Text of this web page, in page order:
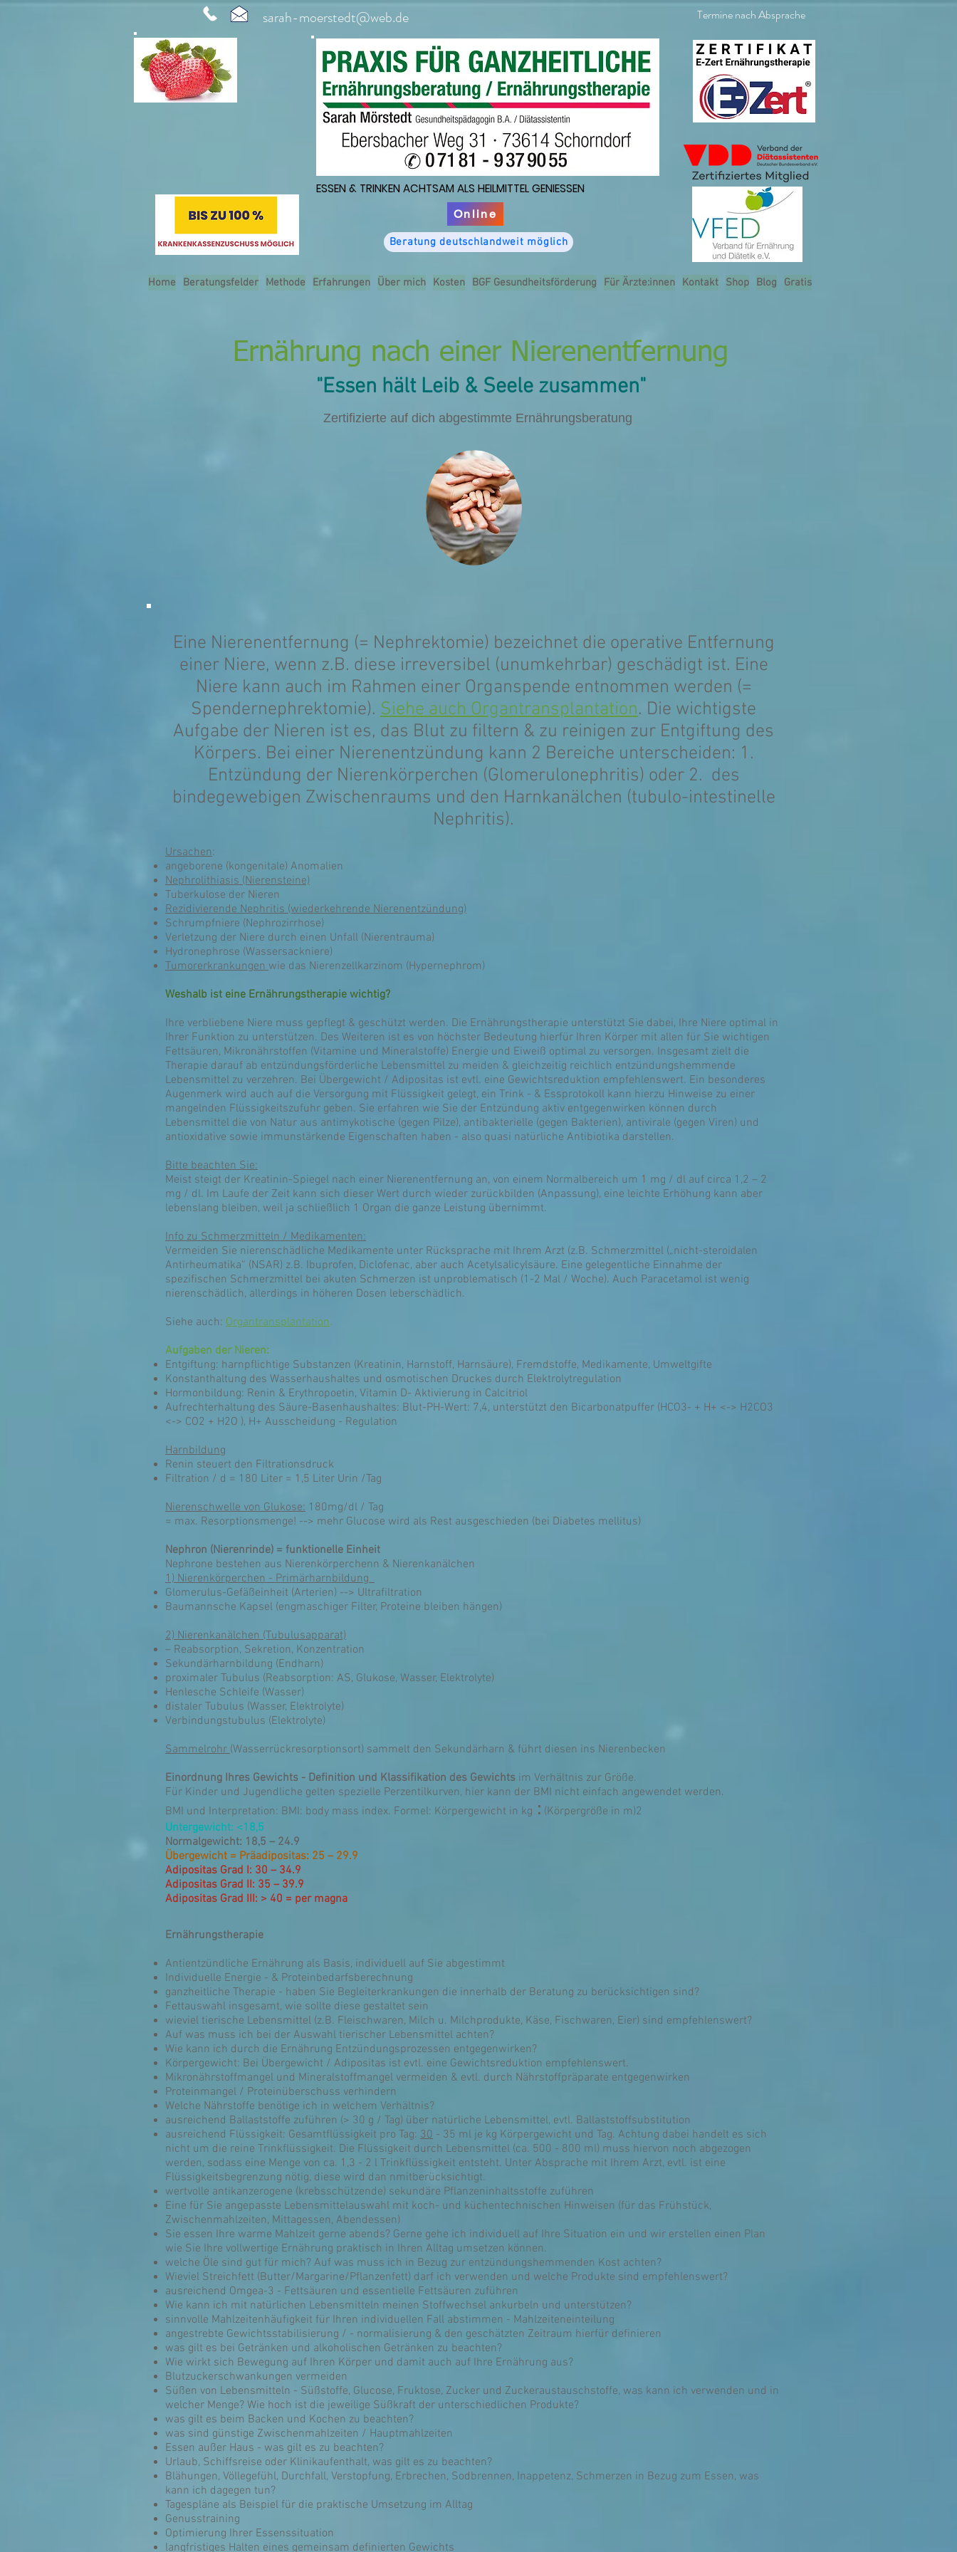
sarah-moerstedt@web.de Termine nach Absprache
ESSEN & TRINKEN ACHTSAM ALS HEILMITTEL GENIESSEN
ESSEN & TRINKEN ACHTSAM ALS HEILMITTEL GENIESSEN
Online
Beratung deutschlandweit möglich
Home Beratungsfelder Methode Erfahrungen Über mich Kosten BGF Gesundheitsförderung Für Ärzte:innen Kontakt Shop Blog Gratis
Ernährung nach einer Nierenentfernung
"Essen hält Leib & Seele zusammen"
Zertifizierte auf dich abgestimmte Ernährungsberatung
Eine Nierenentfernung (= Nephrektomie) bezeichnet die operative Entfernung
einer Niere, wenn z.B. diese irreversibel (unumkehrbar) geschädigt ist. Eine
Niere kann auch im Rahmen einer Organspende entnommen werden (=
Spendernephrektomie). Siehe auch Organtransplantation. Die wichtigste
Aufgabe der Nieren ist es, das Blut zu filtern & zu reinigen zur Entgiftung des
Körpers. Bei einer Nierenentzündung kann 2 Bereiche unterscheiden: 1.
Entzündung der Nierenkörperchen (Glomerulonephritis) oder 2. des
bindegewebigen Zwischenraums und den Harnkanälchen (tubulo-intestinelle
Nephritis).
Ursachen:
angeborene (kongenitale) Anomalien
Nephrolithiasis (Nierensteine)
Tuberkulose der Nieren
Rezidivierende Nephritis (wiederkehrende Nierenentzündung)
Schrumpfniere (Nephrozirrhose)
Verletzung der Niere durch einen Unfall (Nierentrauma)
Hydronephrose (Wassersackniere)
Tumorerkrankungenwie das Nierenzellkarzinom (Hypernephrom)
Weshalb ist eine Ernährungstherapie wichtig?
Ihre verbliebene Niere muss gepflegt & geschützt werden. Die Ernährungstherapie unterstützt Sie dabei, Ihre Niere optimal in
Ihrer Funktion zu unterstützen. Des Weiteren ist es von höchster Bedeutung hierfür Ihren Körper mit allen für Sie wichtigen
Fettsäuren, Mikronährstoffen (Vitamine und Mineralstoffe) Energie und Eiweiß optimal zu versorgen. Insgesamt zielt die
Therapie darauf ab entzündungsförderliche Lebensmittel zu meiden & gleichzeitig reichlich entzündungshemmende
Lebensmittel zu verzehren. Bei Übergewicht / Adipositas ist evtl. eine Gewichtsreduktion empfehlenswert. Ein besonderes
Augenmerk wird auch auf die Versorgung mit Flüssigkeit gelegt, ein Trink - & Essprotokoll kann hierzu Hinweise zu einer
mangelnden Flüssigkeitszufuhr geben. Sie erfahren wie Sie der Entzündung aktiv entgegenwirken können durch
Lebensmittel die von Natur aus antimykotische (gegen Pilze), antibakterielle (gegen Bakterien), antivirale (gegen Viren) und
antioxidative sowie immunstärkende Eigenschaften haben - also quasi natürliche Antibiotika darstellen.
Bitte beachten Sie:
Meist steigt der Kreatinin-Spiegel nach einer Nierenentfernung an, von einem Normalbereich um 1 mg / dl auf circa 1,2 – 2
mg / dl. Im Laufe der Zeit kann sich dieser Wert durch wieder zurückbilden (Anpassung), eine leichte Erhöhung kann aber
lebenslang bleiben, weil ja schließlich 1 Organ die ganze Leistung übernimmt.
Info zu Schmerzmitteln / Medikamenten:
Vermeiden Sie nierenschädliche Medikamente unter Rücksprache mit Ihrem Arzt (z.B. Schmerzmittel („nicht-steroidalen
Antirheumatika“ (NSAR) z.B. Ibuprofen, Diclofenac, aber auch Acetylsalicylsäure. Eine gelegentliche Einnahme der
spezifischen Schmerzmittel bei akuten Schmerzen ist unproblematisch (1-2 Mal / Woche). Auch Paracetamol ist wenig
nierenschädlich, allerdings in höheren Dosen leberschädlich.
Siehe auch: Organtransplantation.
Aufgaben der Nieren:
Entgiftung: harnpflichtige Substanzen (Kreatinin, Harnstoff, Harnsäure), Fremdstoffe, Medikamente, Umweltgifte
Konstanthaltung des Wasserhaushaltes und osmotischen Druckes durch Elektrolytregulation
Hormonbildung: Renin & Erythropoetin, Vitamin D- Aktivierung in Calcitriol
Aufrechterhaltung des Säure-Basenhaushaltes: Blut-PH-Wert: 7,4, unterstützt den Bicarbonatpuffer (HCO3- + H+ <-> H2CO3
<-> CO2 + H2O ), H+ Ausscheidung - Regulation
Harnbildung
Renin steuert den Filtrationsdruck
Filtration / d = 180 Liter = 1,5 Liter Urin /Tag
Nierenschwelle von Glukose: 180mg/dl / Tag
= max. Resorptionsmenge! --> mehr Glucose wird als Rest ausgeschieden (bei Diabetes mellitus)
Nephron (Nierenrinde) = funktionelle Einheit
Nephrone bestehen aus Nierenkörperchenn & Nierenkanälchen
1) Nierenkörperchen - Primärharnbildung
Glomerulus-Gefäßeinheit (Arterien) --> Ultrafiltration
Baumannsche Kapsel (engmaschiger Filter, Proteine bleiben hängen)
2) Nierenkanälchen (Tubulusapparat)
– Reabsorption, Sekretion, Konzentration
Sekundärharnbildung (Endharn)
proximaler Tubulus (Reabsorption: AS, Glukose, Wasser, Elektrolyte)
Henlesche Schleife (Wasser)
distaler Tubulus (Wasser, Elektrolyte)
Verbindungstubulus (Elektrolyte)
Sammelrohr(Wasserrückresorptionsort) sammelt den Sekundärharn & führt diesen ins Nierenbecken
Einordnung Ihres Gewichts - Definition und Klassifikation des Gewichts im Verhältnis zur Größe.
Für Kinder und Jugendliche gelten spezielle Perzentilkurven, hier kann der BMI nicht einfach angewendet werden.
BMI und Interpretation: BMI: body mass index. Formel: Körpergewicht in kg : (Körpergröße in m)2
Untergewicht: <18,5
Normalgewicht: 18,5 – 24.9
Übergewicht = Präadipositas: 25 – 29.9
Adipositas Grad I: 30 – 34.9
Adipositas Grad II: 35 – 39.9
Adipositas Grad III: > 40 = per magna
Ernährungstherapie
Antientzündliche Ernährung als Basis, individuell auf Sie abgestimmt
Individuelle Energie - & Proteinbedarfsberechnung
ganzheitliche Therapie - haben Sie Begleiterkrankungen die innerhalb der Beratung zu berücksichtigen sind?
Fettauswahl insgesamt, wie sollte diese gestaltet sein
wieviel tierische Lebensmittel (z.B. Fleischwaren, Milch u. Milchprodukte, Käse, Fischwaren, Eier) sind empfehlenswert?
Auf was muss ich bei der Auswahl tierischer Lebensmittel achten?
Wie kann ich durch die Ernährung Entzündungsprozessen entgegenwirken?
Körpergewicht: Bei Übergewicht / Adipositas ist evtl. eine Gewichtsreduktion empfehlenswert.
Mikronährstoffmangel und Mineralstoffmangel vermeiden & evtl. durch Nährstoffpräparate entgegenwirken
Proteinmangel / Proteinüberschuss verhindern
Welche Nährstoffe benötige ich in welchem Verhältnis?
ausreichend Ballaststoffe zuführen (> 30 g / Tag) über natürliche Lebensmittel, evtl. Ballaststoffsubstitution
ausreichend Flüssigkeit: Gesamtflüssigkeit pro Tag: 30 - 35 ml je kg Körpergewicht und Tag. Achtung dabei handelt es sich
nicht um die reine Trinkflüssigkeit. Die Flüssigkeit durch Lebensmittel (ca. 500 - 800 ml) muss hiervon noch abgezogen
werden, sodass eine Menge von ca. 1,3 - 2 l Trinkflüssigkeit entsteht. Unter Absprache mit Ihrem Arzt, evtl. ist eine
Flüssigkeitsbegrenzung nötig, diese wird dan nmitberücksichtigt.
wertvolle antikanzerogene (krebsschützende) sekundäre Pflanzeninhaltsstoffe zuführen
Eine für Sie angepasste Lebensmittelauswahl mit koch- und küchentechnischen Hinweisen (für das Frühstück,
Zwischenmahlzeiten, Mittagessen, Abendessen)
Sie essen Ihre warme Mahlzeit gerne abends? Gerne gehe ich individuell auf Ihre Situation ein und wir erstellen einen Plan
wie Sie Ihre vollwertige Ernährung praktisch in Ihren Alltag umsetzen können.
welche Öle sind gut für mich? Auf was muss ich in Bezug zur entzündungshemmenden Kost achten?
Wieviel Streichfett (Butter/Margarine/Pflanzenfett) darf ich verwenden und welche Produkte sind empfehlenswert?
ausreichend Omgea-3 - Fettsäuren und essentielle Fettsäuren zuführen
Wie kann ich mit natürlichen Lebensmitteln meinen Stoffwechsel ankurbeln und unterstützen?
sinnvolle Mahlzeitenhäufigkeit für Ihren individuellen Fall abstimmen - Mahlzeiteneinteilung
angestrebte Gewichtsstabilisierung / - normalisierung & den geschätzten Zeitraum hierfür definieren
was gilt es bei Getränken und alkoholischen Getränken zu beachten?
Wie wirkt sich Bewegung auf Ihren Körper und damit auch auf Ihre Ernährung aus?
Blutzuckerschwankungen vermeiden
Süßen von Lebensmitteln - Süßstoffe, Glucose, Fruktose, Zucker und Zuckeraustauschstoffe, was kann ich verwenden und in
welcher Menge? Wie hoch ist die jeweilige Süßkraft der unterschiedlichen Produkte?
was gilt es beim Backen und Kochen zu beachten?
was sind günstige Zwischenmahlzeiten / Hauptmahlzeiten
Essen außer Haus - was gilt es zu beachten?
Urlaub, Schiffsreise oder Klinikaufenthalt, was gilt es zu beachten?
Blähungen, Völlegefühl, Durchfall, Verstopfung, Erbrechen, Sodbrennen, Inappetenz, Schmerzen in Bezug zum Essen, was
kann ich dagegen tun?
Tagespläne als Beispiel für die praktische Umsetzung im Alltag
Genusstraining
Optimierung Ihrer Essenssituation
langfristiges Halten eines gemeinsam definierten Gewichts